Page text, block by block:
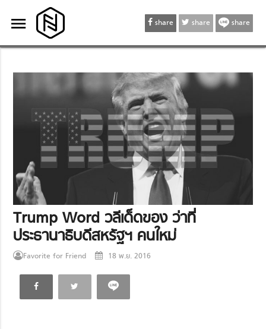
menu
menu share share share
Trump Word วลีเด็ดของ ว่าที่
ประธานาธิบดีสหรัฐฯ คนใหม่
Favorite for Friend 18 พ.ย. 2016